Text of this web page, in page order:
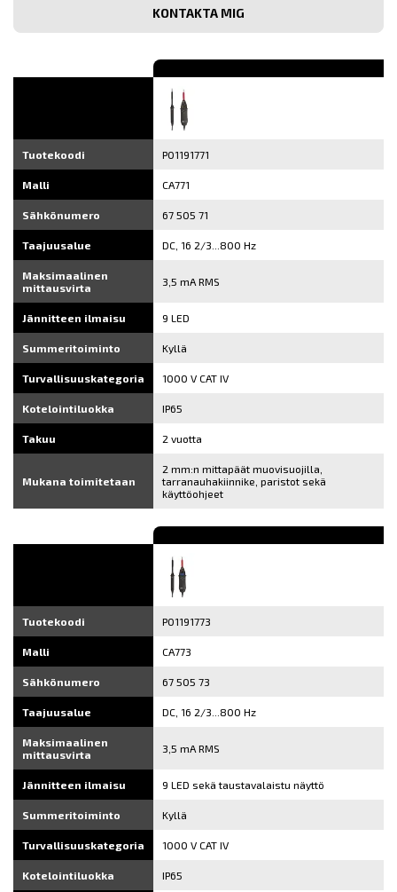
Tuotekoodi P01191771
Malli CA771
Sähkönumero 67 505 71
Taajuusalue DC, 16 2/3...800 Hz
Maksimaalinen
mittausvirta
3,5 mA RMS
Jännitteen ilmaisu 9 LED
Summeritoiminto Kyllä
Turvallisuuskategoria 1000 V CAT IV
Kotelointiluokka IP65
Takuu 2 vuotta
Mukana toimitetaan
2 mm:n mittapäät muovisuojilla,
tarranauhakiinnike, paristot sekä
käyttöohjeet
Tuotekoodi P01191773
Malli CA773
Sähkönumero 67 505 73
Taajuusalue DC, 16 2/3...800 Hz
Maksimaalinen
mittausvirta
3,5 mA RMS
Jännitteen ilmaisu 9 LED sekä taustavalaistu näyttö
Summeritoiminto Kyllä
Turvallisuuskategoria 1000 V CAT IV
Kotelointiluokka IP65